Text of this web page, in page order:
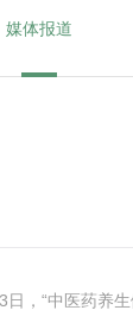
媒体报道
日，“中医药养